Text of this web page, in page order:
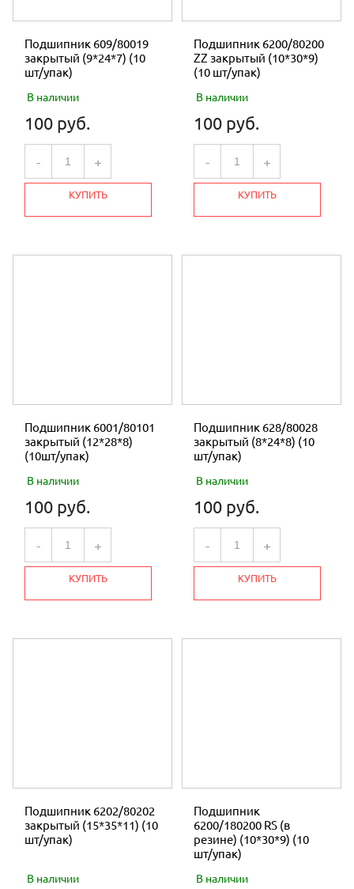
Подшипник 609/80019
закрытый (9*24*7) (10
шт/упак)
В наличии
100 руб.
- +
КУПИТЬ
Подшипник 6200/80200
ZZ закрытый (10*30*9)
(10 шт/упак)
В наличии
100 руб.
- +
КУПИТЬ
Подшипник 6001/80101
закрытый (12*28*8)
(10шт/упак)
В наличии
100 руб.
- +
КУПИТЬ
Подшипник 628/80028
закрытый (8*24*8) (10
шт/упак)
В наличии
100 руб.
- +
КУПИТЬ
Подшипник 6202/80202
закрытый (15*35*11) (10
шт/упак)
В наличии
Подшипник
6200/180200 RS (в
резине) (10*30*9) (10
шт/упак)
В наличии